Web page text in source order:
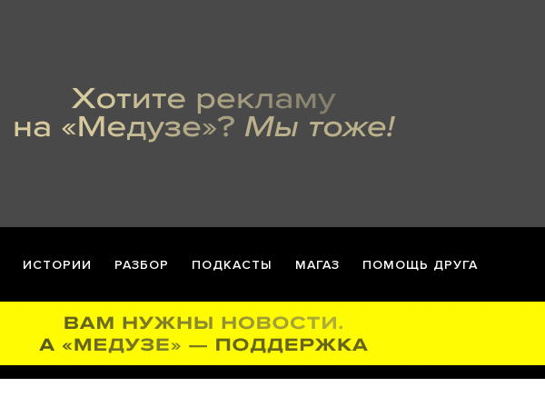
ИСТОРИИ РАЗБОР ПОДКАСТЫ МАГАЗ ПОМОЩЬ ДРУГА